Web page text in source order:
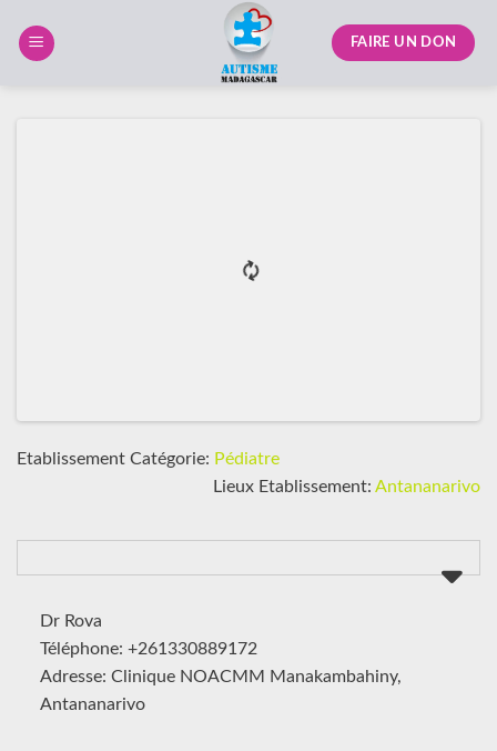
FAIRE UN DON
Etablissement Catégorie: Pédiatre
Lieux Etablissement: Antananarivo
Dr Rova
Téléphone: +261330889172
Adresse: Clinique NOACMM Manakambahiny,
Antananarivo